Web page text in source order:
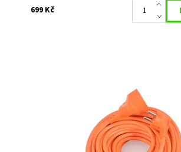
699 Kč
Prodlužovací kabel 30 m. Průřez vodiče 3 x
Skladem 1
1756
HECHT
2 roky